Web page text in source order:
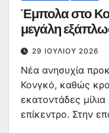
Έμπολα στο
μεγάλη
29 ΙΟΥΛΊΟΥ 2026
Νέα ανησυχία
Κονγκό, καθώς
εκατοντάδες
επίκεντρο. Στην